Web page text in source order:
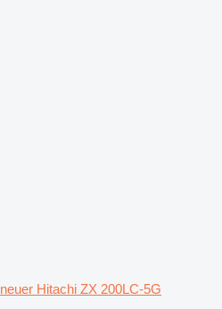
neuer Hitachi ZX 200LC-5G